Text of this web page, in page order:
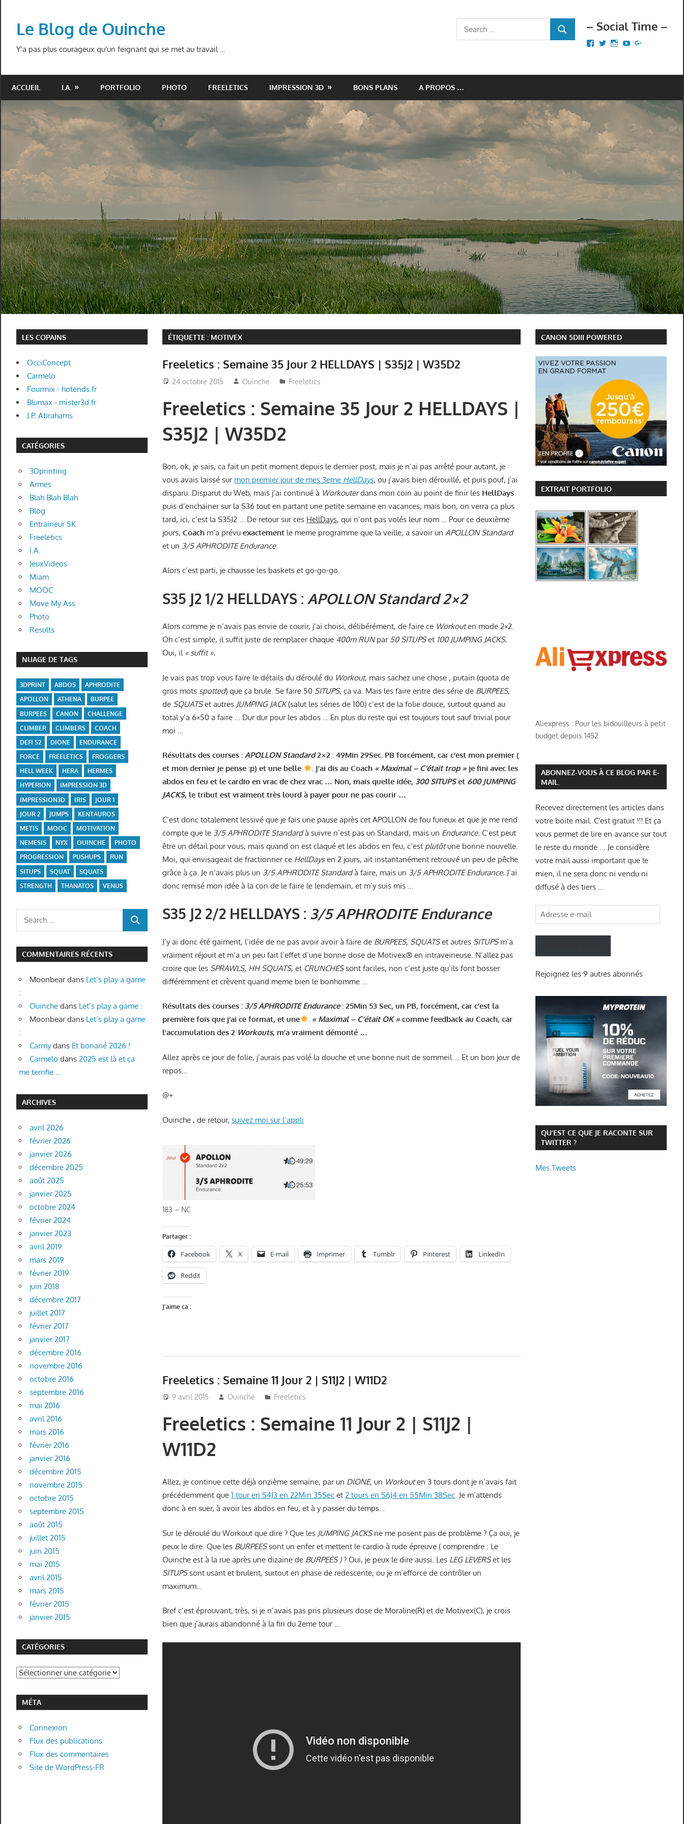
contentLe Blog de Ouinche
Y'a pas plus courageux qu'un feignant qui se met au travail …
– Social Time –
Facebook
TwitterInstagram
YouTube
Search
for:
SEARCH
ACCUEIL I.A. PORTFOLIO PHOTO FREELETICS IMPRESSION 3D BONS PLANS A PROPOS …
ÉTIQUETTE : MOTIVEX
Freeletics : Semaine 35 Jour 2 HELLDAYS | S35J2 | W35D2
24 octobre 2015 Ouinche Freeletics
Freeletics : Semaine 35 Jour 2 HELLDAYS |
S35J2 | W35D2
Bon, ok, je sais, ca fait un petit moment depuis le dernier post, mais je n’ai pas arrêté pour autant, je
vous avais laissé sur mon premier jour de mes 3eme HellDays, ou j’avais bien dérouillé, et puis pouf, j’ai
disparu. Disparut du Web, mais j’ai continué à Workouterdans mon coin au point de finir les HellDays
puis d’enchainer sur la S36 tout en partant une petite semaine en vacances, mais bon, on verra ça plus
tard, ici, c’est la S35J2 … De retour sur ces HellDays, qui n’ont pas volés leur nom … Pour ce deuxième
jours,Coach m’a prévuexactement le meme programme que la veille, a savoir un APOLLON Standard
et un 3/5 APHRODITE Endurance.
Alors c’est parti, je chausse les baskets et go-go-go.
S35 J2 1/2 HELLDAYS :APOLLON Standard 2×2
Alors comme je n’avais pas envie de courir, j’ai choisi, délibérément, de faire ce Workouten mode 2×2.
Oh c’est simple, il suffit juste de remplacer chaque 400m RUNpar 50 SITUPSet 100 JUMPING JACKS.
Oui, il« suffit ».
Je vais pas trop vous faire le détails du déroulé du Workout, mais sachez une chose , putain (quota de
gros mots spotted) que ça brule. Se faire 50 SITUPS, ça va. Mais les faire entre des série de BURPEES,
de SQUATSet autres JUMPING JACK(salut les séries de 100) c’est de la folie douce, surtout quand au
total y’a 6×50 a faire … Dur dur pour les abdos … En plus du reste qui est toujours tout sauf trivial pour
moi …
Résultats des courses :APOLLON Standard2×2 : 49Min 29Sec. PB forcément, car c’est mon premier (
et mon dernier je pense :p) et une belle
. J’ai dis au Coach « Maximal – C’était trop » je fini avec les
abdos en feu et le cardio en vrac de chez vrac … Non, mais quelle idée, 300 SITUPSet 600 JUMPING
JACKS, le tribut est vraiment très lourd à payer pour ne pas courir …
C’est donc totalement lessivé que je fais une pause après cet APOLLON de fou furieux et que je me rend
compte que le 3/5 APHRODITE Standardà suivre n’est pas un Standard, mais un Endurance.C’est peut
être un détail pour vous, mais quand on est claqué et les abdos en feu, c’est plutôtune bonne nouvelle.
Moi, qui envisageait de fractionner ce HellDaysen 2 jours, ait instantanément retrouvé un peu de pêche
grâce à ça. Je n’avais plus un 3/5 APHRODITEStandardà faire, mais un 3/5 APHRODITEEndurance. J’ai
donc remisé mon idée à la con de le faire le lendemain, et m’y suis mis …
S35 J2 2/2 HELLDAYS : 3/5 APHRODITE Endurance
J’y ai donc été gaiment, l’idée de ne pas avoir avoir à faire de BURPEES, SQUATSet autres SITUPSm’a
vraiment réjouit et m’a un peu fait l’effet d’une bonne dose de Motivex® en intraveineuse. N’allez pas
croire que les SPRAWLS, HH SQUATS, et CRUNCHESsont faciles, non c’est juste qu’ils font bosser
différemment et crèvent quand meme bien le bonhomme …
Résultats des courses : 3/5 APHRODITE Endurance: 25Min 53 Sec, un PB, forcément, car c’est la
première fois que j’ai ce format, et une
. « Maximal – C’était OK » comme feedback au Coach, car
l’accumulation des 2 Workouts, m’a vraiment démonté …
Allez après ce jour de folie, j’aurais pas volé la douche et une bonne nuit de sommeil … Et un bon jour de
repos…
@+
Ouinche , de retour,suivez moi sur l’appli
183 – NC
Partager :
Facebook X E-mail Imprimer Tumblr Pinterest LinkedIn
Reddit
J’aime ça :
Freeletics : Semaine 11 Jour 2 | S11J2 | W11D2
9 avril 2015 Ouinche Freeletics
Freeletics : Semaine 11 Jour 2 | S11J2 |
W11D2
Allez, je continue cette déjà onzième semaine, par un DIONE, un Workouten 3 tours dont je n’avais fait
précédemment que1 tour en S4J3 en 22Min 35Sec et2 tours en S6J4 en 55Min 38Sec. Je m’attends
donc à en suer, à avoir les abdos en feu, et à y passer du temps…
Sur le déroulé du Workout que dire ? Que les JUMPING JACKSne me posent pas de problème ? Ça oui, je
peux le dire. Que les BURPEESsont un enfer et mettent le cardio à rude épreuve ( comprendre : Le
Ouinche est à la rue après une dizaine de BURPEES )? Oui, je peux le dire aussi. Les LEG LEVERSet les
SITUPSsont usant et brulent, surtout en phase de redescente, ou je m’efforce de contrôler un
maximum…
Bref c’est éprouvant, très, si je n’avais pas pris plusieurs dose de Moraline(R) et de Motivex(C), je crois
bien que j’aurais abandonné à la fin du 2eme tour …
LES COPAINS
OcciConcept
Carmelo
Fourmix - hotends.fr
Blumax - mister3d.fr
J.P. Abrahams
CATÉGORIES
3Dprinting
Armes
Blah Blah Blah
Blog
Entraineur 5K
Freeletics
I.A.
JeuxVideos
Miam
MOOC
Move My Ass
Photo
Results
NUAGE DE TAGS
3DPRINT ABDOS
APHRODITE
APOLLON
ATHENA
BURPEE
BURPEES
CANON
CHALLENGE
CLIMBER
CLIMBERS
COACH
DEFI 52
DIONE
ENDURANCE
FORCE
FREELETICS
FROGGERS
HELL WEEK
HERA
HERMES
HYPERION
IMPRESSION 3D
IMPRESSION3D
IRIS
JOUR 1
JOUR 2
JUMPS
KENTAUROS
METIS
MOOC
MOTIVATION
NEMESIS
NYX OUINCHE
PHOTO
PROGRESSION
PUSHUPS
RUN
SITUPS
SQUAT
SQUATS
STRENGTH
THANATOS VENUS
Search
SEARCH
COMMENTAIRES RÉCENTS
Moonbeardans Let’s play a game
:
Ouinchedans Let’s play a game :
Moonbeardans Let’s play a game
:
Carmydans Et bonané 2026 !
Carmelo dans 2025 est là et ça
me terrifie …
ARCHIVES
avril 2026
février 2026
janvier 2026
décembre 2025
août 2025
janvier 2025
octobre 2024
février 2024
janvier 2023
avril 2019
mars 2019
février 2019
juin 2018
décembre 2017
juillet 2017
février 2017
janvier 2017
décembre 2016
novembre 2016
octobre 2016
septembre 2016
mai 2016
avril 2016
mars 2016
février 2016
janvier 2016
décembre 2015
novembre 2015
octobre 2015
septembre 2015
août 2015
juillet 2015
juin 2015
mai 2015
avril 2015
mars 2015
février 2015
janvier 2015
CATÉGORIES
Catégories
MÉTA
Connexion
Flux des publications
Flux des commentaires
Site de WordPress-FR
CANON 5DIII POWERED
EXTRAIT PORTFOLIO
Aliexpress : Pour les bidouilleurs à petit
budget depuis 1452
ABONNEZ-VOUS À CE BLOG PAR E-
MAIL.
Recevez directement les articles dans
votre boite mail. C'est gratuit !!! Et ça
vous permet de lire en avance sur tout
le reste du monde ... Je considère
votre mail aussi important que le
mien, il ne sera donc ni vendu ni
diffusé à des tiers ...
Adresse
e-
mail
Rejoignez les 9 autres abonnés
QU’EST CE QUE JE RACONTE SUR
TWITTER ?
Mes Tweets